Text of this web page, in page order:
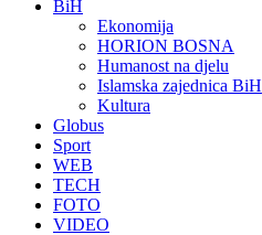
BiH
Ekonomija
HORION BOSNA
Humanost na djelu
Islamska zajednica BiH
Kultura
Globus
Sport
WEB
TECH
FOTO
VIDEO